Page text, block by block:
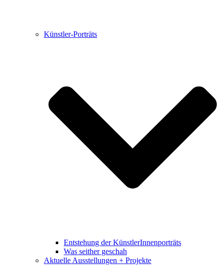
Künstler-Porträts
Entstehung der KünstlerInnenporträts
Was seither geschah
Aktuelle Ausstellungen + Projekte